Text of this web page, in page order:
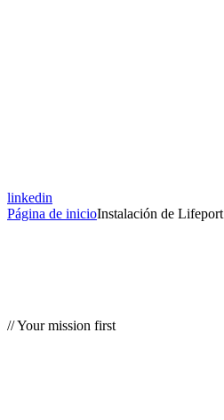
linkedin
Página de inicioInstalación de Lifeport
// Your mission first